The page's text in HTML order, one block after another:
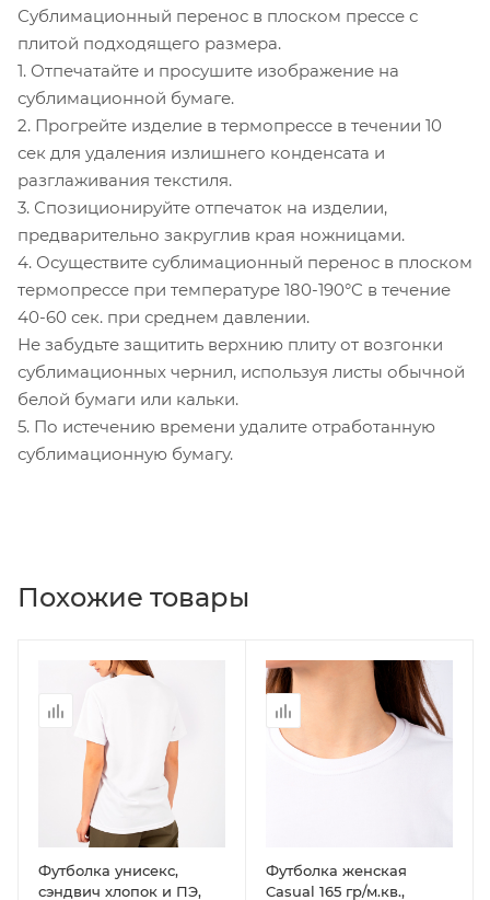
Сублимационный перенос в плоском прессе с
плитой подходящего размера.
1. Отпечатайте и просушите изображение на
сублимационной бумаге.
2. Прогрейте изделие в термопрессе в течении 10
сек для удаления излишнего конденсата и
разглаживания текстиля.
3. Спозиционируйте отпечаток на изделии,
предварительно закруглив края ножницами.
4. Осуществите сублимационный перенос в плоском
термопрессе при температуре 180-190°C в течение
40-60 сек. при среднем давлении.
Не забудьте защитить верхнию плиту от возгонки
сублимационных чернил, используя листы обычной
белой бумаги или кальки.
5. По истечению времени удалите отработанную
сублимационную бумагу.
Похожие товары
Футболка унисекс,
сэндвич хлопок и ПЭ,
Футболка женская
Casual 165 гр/м.кв.,